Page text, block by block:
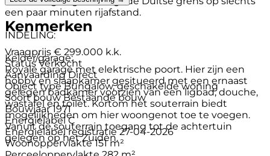
een paar minuten rijafstand.
INDELING:
Kelder/garage:
Royale garage met elektrische poort. Hier zijn een
hobby en slaapkamer gesitueerd met een ernaast
gelegen badkamer voorzien van een ligbad, douche,
wastafel en toilet. Kortom het souterrain biedt
mogelijkheden om hier woongenot toe te voegen.
Vanuit de souterrain toegang tot de achtertuin
gelegen op het Zuiden.
Kenmerken
Vraagprijs € 299.000 k.k.
Status Verkocht
Aanvaarding Direct
Object type Bungalow, geschakelde woning
Soort bouw Bestaande bouw
Bouwjaar 1971
Energielabel C
Energielabel registratie 27-04-2026
Woonoppervlakte 151 m²